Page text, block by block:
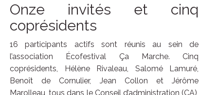
Onze invités et cinq
coprésidents
16 participants actifs sont réunis au sein de
l’association Écofestival Ça Marche. Cinq
coprésidents, Hélène Rivaleau, Salomé Lamuré,
Benoît de Cornulier, Jean Collon et Jérôme
Marolleau, tous dans le Conseil d’administration (CA),